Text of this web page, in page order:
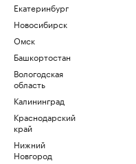
Екатеринбург
Новосибирск
Омск
Башкортостан
Вологодская
область
Калининград
Краснодарский
край
Нижний
Новгород